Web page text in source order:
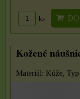
ks
Kožené
Materiál: Kůže,